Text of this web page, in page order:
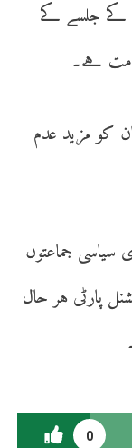
کے جلسے کے
ہے۔
کو مزید عدم
جماعتوں
پارٹی ہر حال
0